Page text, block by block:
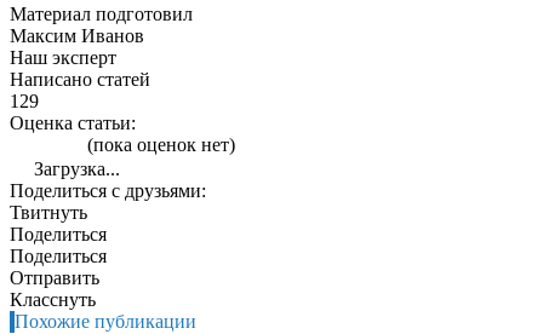
Материал подготовил
Максим Иванов
Наш эксперт
Написано статей
129
Оценка статьи:
(пока оценок нет)
Загрузка...
Поделиться с друзьями:
Твитнуть
Поделиться
Поделиться
Отправить
Класснуть
Похожие публикации